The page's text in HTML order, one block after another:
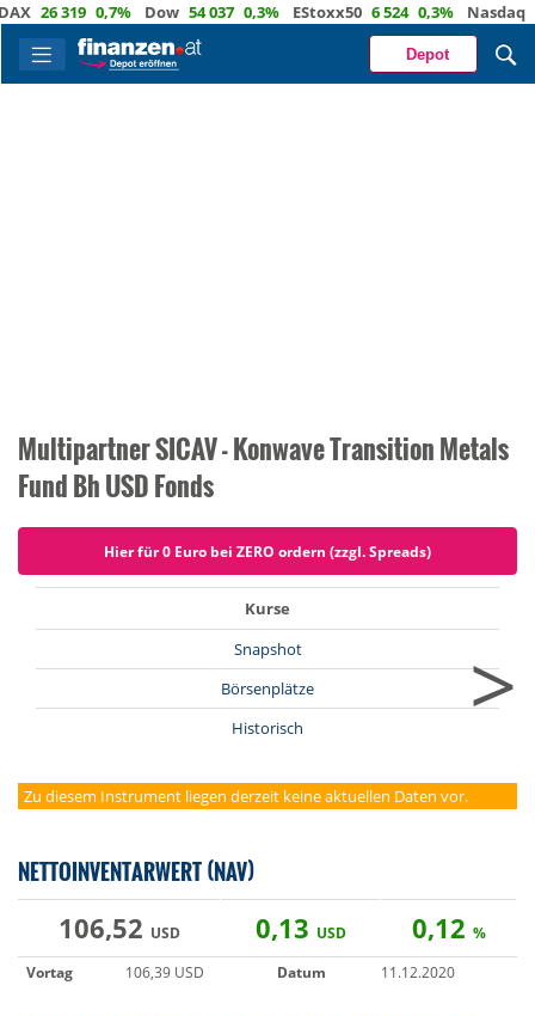
26 319 0,7% Dow 54 037 0,3% EStoxx50 6 524 0,3% Nasdaq 29
Depot
Multipartner SICAV - Konwave Transition Metals
Fund Bh USD Fonds
Hier für 0 Euro bei ZERO ordern (zzgl. Spreads)
Kurse
Snapshot
Börsenplätze
Historisch
>
Zu diesem Instrument liegen derzeit keine aktuellen Daten vor.
NETTOINVENTARWERT (NAV)
106,52 USD 0,13 USD 0,12 %
Vortag
106,39 USD Datum 11.12.2020